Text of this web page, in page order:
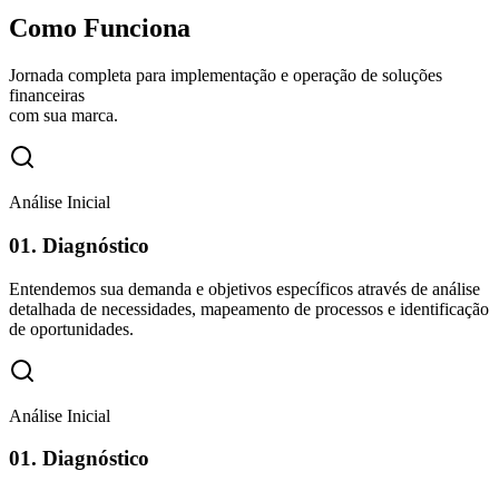
Como Funciona
Jornada completa para implementação e operação de soluções
financeiras
com sua marca.
Análise Inicial
01. Diagnóstico
Entendemos sua demanda e objetivos específicos através de análise
detalhada de necessidades, mapeamento de processos e identificação
de oportunidades.
Análise Inicial
01. Diagnóstico